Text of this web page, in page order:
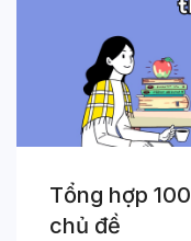
Tổng hợp
chủ đề